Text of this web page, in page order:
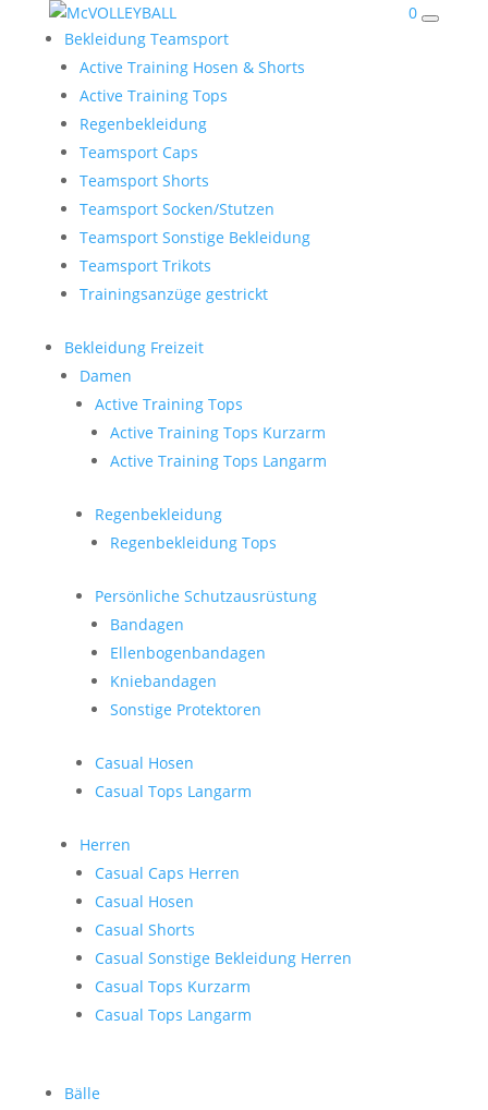
0
Bekleidung Teamsport
Active Training Hosen & Shorts
Active Training Tops
Regenbekleidung
Teamsport Caps
Teamsport Shorts
Teamsport Socken/Stutzen
Teamsport Sonstige Bekleidung
Teamsport Trikots
Trainingsanzüge gestrickt
Bekleidung Freizeit
Damen
Active Training Tops
Active Training Tops Kurzarm
Active Training Tops Langarm
Regenbekleidung
Regenbekleidung Tops
Persönliche Schutzausrüstung
Bandagen
Ellenbogenbandagen
Kniebandagen
Sonstige Protektoren
Casual Hosen
Casual Tops Langarm
Herren
Casual Caps Herren
Casual Hosen
Casual Shorts
Casual Sonstige Bekleidung Herren
Casual Tops Kurzarm
Casual Tops Langarm
Bälle